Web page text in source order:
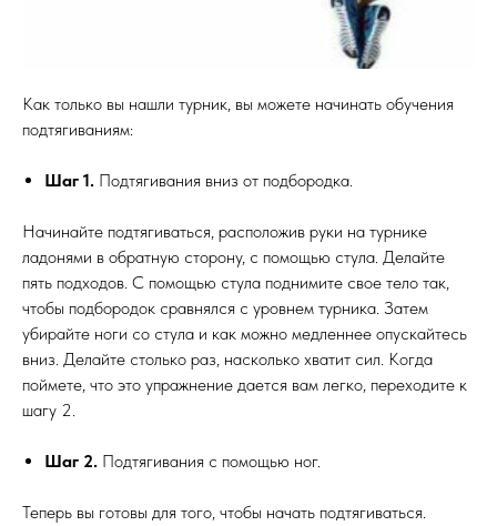
Как только вы нашли турник, вы можете начинать обучения
подтягиваниям:
Шаг 1. Подтягивания вниз от подбородка.
Начинайте подтягиваться, расположив руки на турнике
ладонями в обратную сторону, с помощью стула. Делайте
пять подходов. С помощью стула поднимите свое тело так,
чтобы подбородок сравнялся с уровнем турника. Затем
убирайте ноги со стула и как можно медленнее опускайтесь
вниз. Делайте столько раз, насколько хватит сил. Когда
поймете, что это упражнение дается вам легко, переходите к
шагу 2.
Шаг 2. Подтягивания с помощью ног.
Теперь вы готовы для того, чтобы начать подтягиваться.